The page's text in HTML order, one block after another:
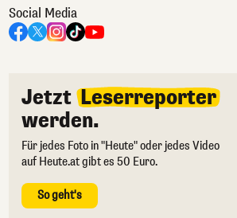
Social Media
Jetzt Leserreporter
werden.
Für jedes Foto in "Heute" oder jedes Video
auf Heute.at gibt es 50 Euro.
So geht's